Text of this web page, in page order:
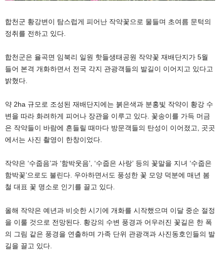
합천군 황강변이 탐스럽게 피어난 작약꽃으로 물들며 초여름 문턱의
정취를 전하고 있다.
합천군은 율곡면 임북리 일원 핫들생태공원 작약꽃 재배단지가 5월
들어 본격 개화하면서 전국 각지 관광객들의 발길이 이어지고 있다고
밝혔다.
약 2ha 규모로 조성된 재배단지에는 붉은색과 분홍빛 작약이 황강 수
변을 따라 화려하게 피어나 장관을 이루고 있다. 꽃송이를 가득 머금
은 작약들이 바람에 흔들릴 때마다 방문객들의 탄성이 이어졌고, 곳곳
에서는 사진 촬영이 한창이었다.
작약은 ‘수줍음’과 ‘함박웃음’, ‘수줍은 사랑’ 등의 꽃말을 지녀 ‘수줍은
함박꽃’으로도 불린다. 우아하면서도 풍성한 꽃 모양 덕분에 매년 봄
철 대표 꽃 명소로 인기를 끌고 있다.
올해 작약은 예년과 비슷한 시기에 개화를 시작했으며 이달 중순 절정
을 이룰 것으로 전망된다. 황강의 수변 풍경과 어우러진 꽃길은 한 폭
의 그림 같은 풍경을 연출하며 가족 단위 관광객과 사진동호인들의 발
길을 끌고 있다.